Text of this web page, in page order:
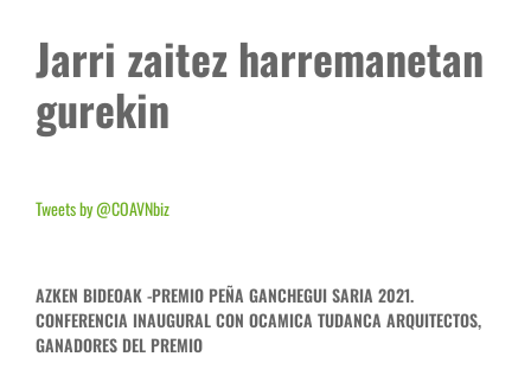
Jarri zaitez harremanetan
gurekin
Tweets by @COAVNbiz
AZKEN BIDEOAK -PREMIO PEÑA GANCHEGUI SARIA 2021.
CONFERENCIA INAUGURAL CON OCAMICA TUDANCA ARQUITECTOS,
GANADORES DEL PREMIO